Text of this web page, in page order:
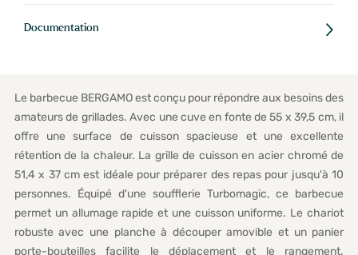
Documentation
Le barbecue BERGAMO est conçu pour répondre aux besoins des
amateurs de grillades. Avec une cuve en fonte de 55 x 39,5 cm, il
offre une surface de cuisson spacieuse et une excellente
rétention de la chaleur. La grille de cuisson en acier chromé de
51,4 x 37 cm est idéale pour préparer des repas pour jusqu'à 10
personnes. Équipé d'une soufflerie Turbomagic, ce barbecue
permet un allumage rapide et une cuisson uniforme. Le chariot
robuste avec une planche à découper amovible et un panier
porte-bouteilles facilite le déplacement et le rangement.